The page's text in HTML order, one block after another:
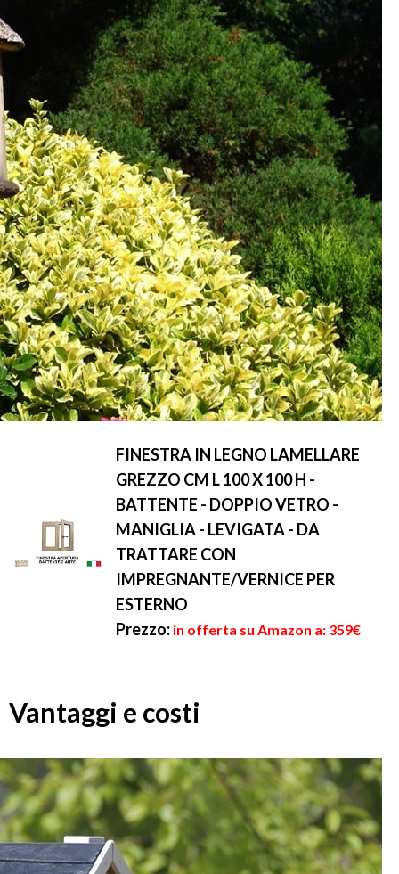
FINESTRA IN LEGNO LAMELLARE
GREZZO CM L 100 X 100 H -
BATTENTE - DOPPIO VETRO -
MANIGLIA - LEVIGATA - DA
TRATTARE CON
IMPREGNANTE/VERNICE PER
ESTERNO
Prezzo: in offerta su Amazon a: 359€
Vantaggi e costi